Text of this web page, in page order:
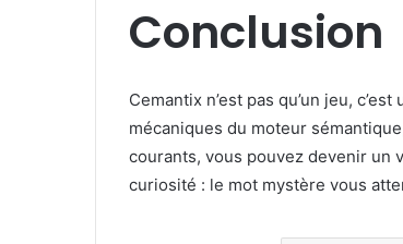
Conclusion
Cemantix n’est pas qu’un jeu,
mécaniques du moteur
courants, vous pouvez devenir un
curiosité : le mot mystère vous